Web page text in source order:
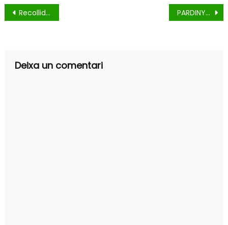
Navegació
Recollida de Joguines PARDINYES TV – Recomana Cap. 5
Deixa un comentari